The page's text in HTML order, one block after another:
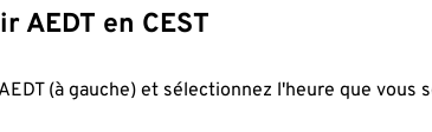
AEDT en CEST
(à gauche) et sélectionnez l'heure que vous